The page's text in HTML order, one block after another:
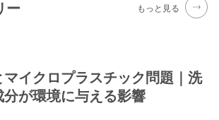
ー もっと見る
マイクロプラスチック問題｜洗
分が環境に与える影響